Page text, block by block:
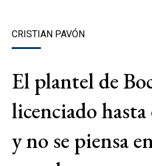
CRISTIAN PAVÓN
El plantel de
licenciado
y no se piensa